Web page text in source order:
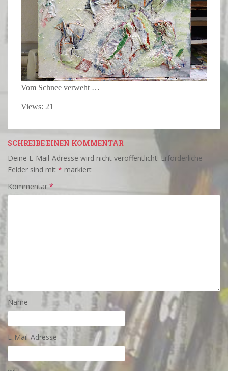
Vom Schnee verweht …
Views: 21
SCHREIBE EINEN KOMMENTAR
Deine E-Mail-Adresse wird nicht veröffentlicht. Erforderliche
Felder sind mit * markiert
Kommentar *
Name
E-Mail-Adresse